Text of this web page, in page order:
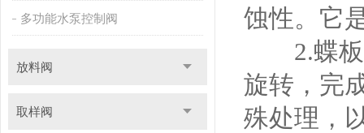
多功能水泵控制阀
放料阀
取样阀
蚀性。它
2.蝶板
旋转，完
殊处理，